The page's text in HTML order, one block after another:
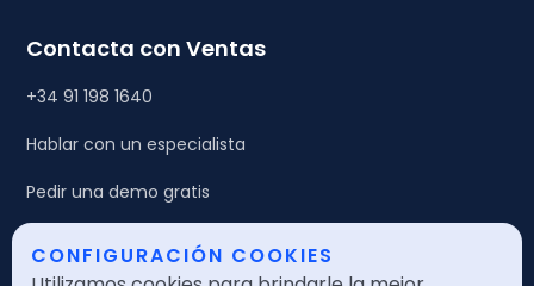
Contacta con Ventas
+34 91 198 1640
Hablar con un especialista
Pedir una demo gratis
Legales
CONFIGURACIÓN COOKIES